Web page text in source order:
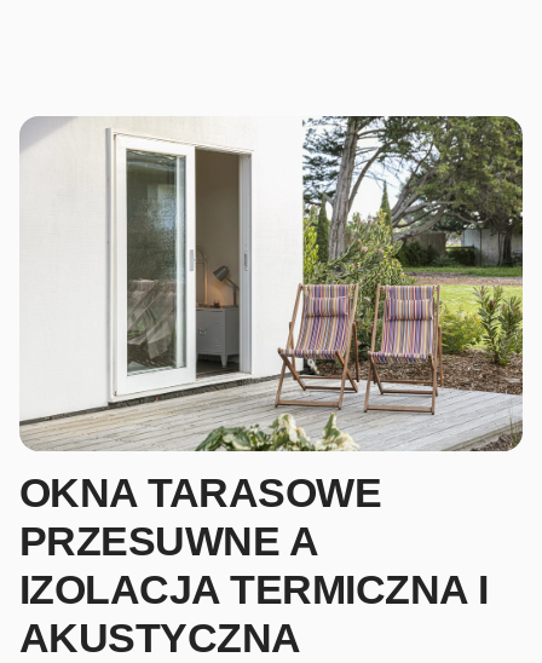
OKNA TARASOWE
PRZESUWNE A
IZOLACJA TERMICZNA I
AKUSTYCZNA